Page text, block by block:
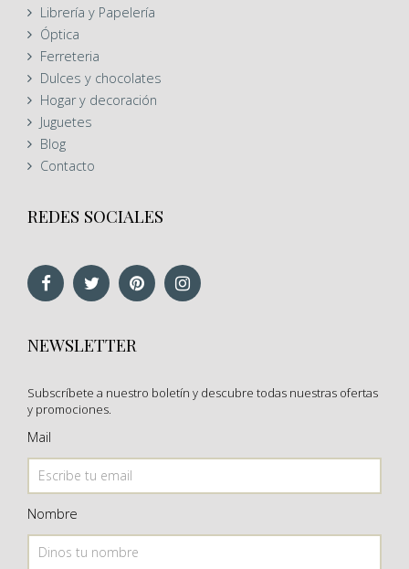
Librería y Papelería
Óptica
Ferreteria
Dulces y chocolates
Hogar y decoración
Juguetes
Blog
Contacto
REDES SOCIALES
NEWSLETTER
Subscríbete a nuestro boletín y descubre todas nuestras ofertas
y promociones.
Mail
Nombre